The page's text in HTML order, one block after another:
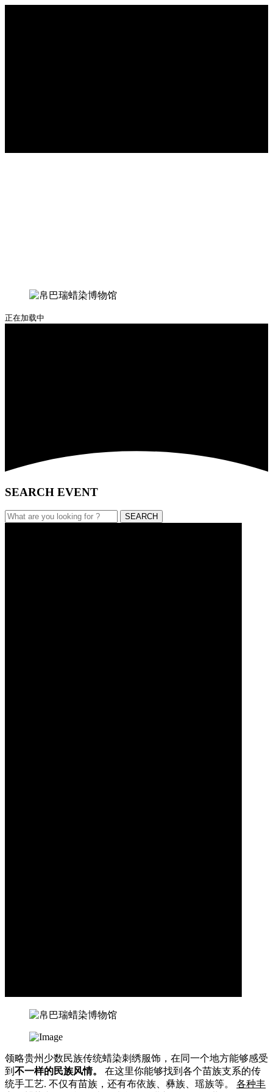
正在加载中
SEARCH EVENT
领略贵州少数民族传统蜡染刺绣服饰，在同一个地方能够感受
到 不一样的民族风情。
在这里你能够找到各个苗族支系的传
统手工艺. 不仅有苗族，还有布依族、彝族、瑶族等。 各种丰